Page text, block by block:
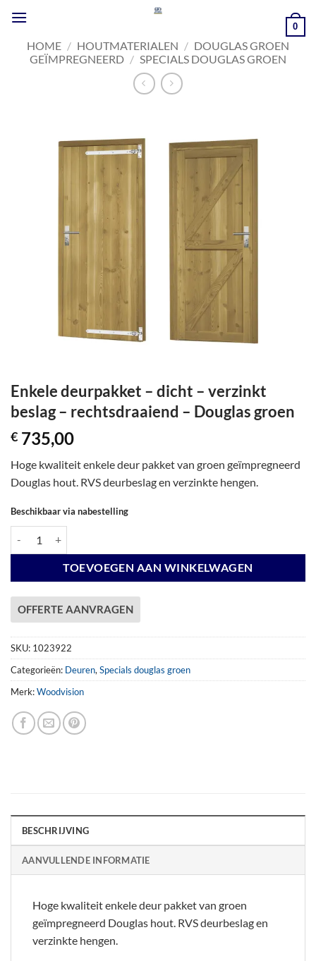
naar
inhoud
0
HOME / HOUTMATERIALEN / DOUGLAS GROEN
GEÏMPREGNEERD / SPECIALS DOUGLAS GROEN
Enkele deurpakket – dicht – verzinkt
beslag – rechtsdraaiend – Douglas groen
€ 735,00
Hoge kwaliteit enkele deur pakket van groen geïmpregneerd
Douglas hout. RVS deurbeslag en verzinkte hengen.
Beschikbaar via nabestelling
TOEVOEGEN AAN WINKELWAGEN
OFFERTE AANVRAGEN
SKU: 1023922
Categorieën: Deuren,Specials douglas groen
Merk:Woodvision
BESCHRIJVING
AANVULLENDE INFORMATIE
Hoge kwaliteit enkele deur pakket van groen
geïmpregneerd Douglas hout. RVS deurbeslag en
verzinkte hengen.